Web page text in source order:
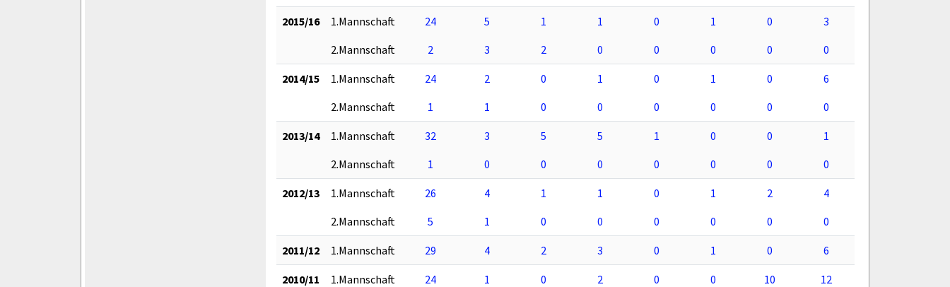
2015/16 1.Mannschaft 24 5 1 1 0 1 0
3
2.Mannschaft
2 3 2 0 0 0 0 0
2014/15 1.Mannschaft 24 2 0 1 0 1 0
6
2.Mannschaft
1 1 0 0 0 0 0 0
2013/14 1.Mannschaft 32 3 5 5 1 0 0
1
2.Mannschaft
1 0 0 0 0 0 0 0
2012/13 1.Mannschaft 26 4 1 1 0 1 2
4
2.Mannschaft
5 1 0 0 0 0 0 0
2011/12 1.Mannschaft 29 4 2 3 0 1 0 6
2010/11 1.Mannschaft 24 1 0 2 0 0 10
12